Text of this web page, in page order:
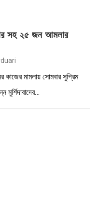
সহ ২৫ জন আমলার
কাজের মামলায় সোমবার সুপ্রিম
মুর্শিদাবাদের…